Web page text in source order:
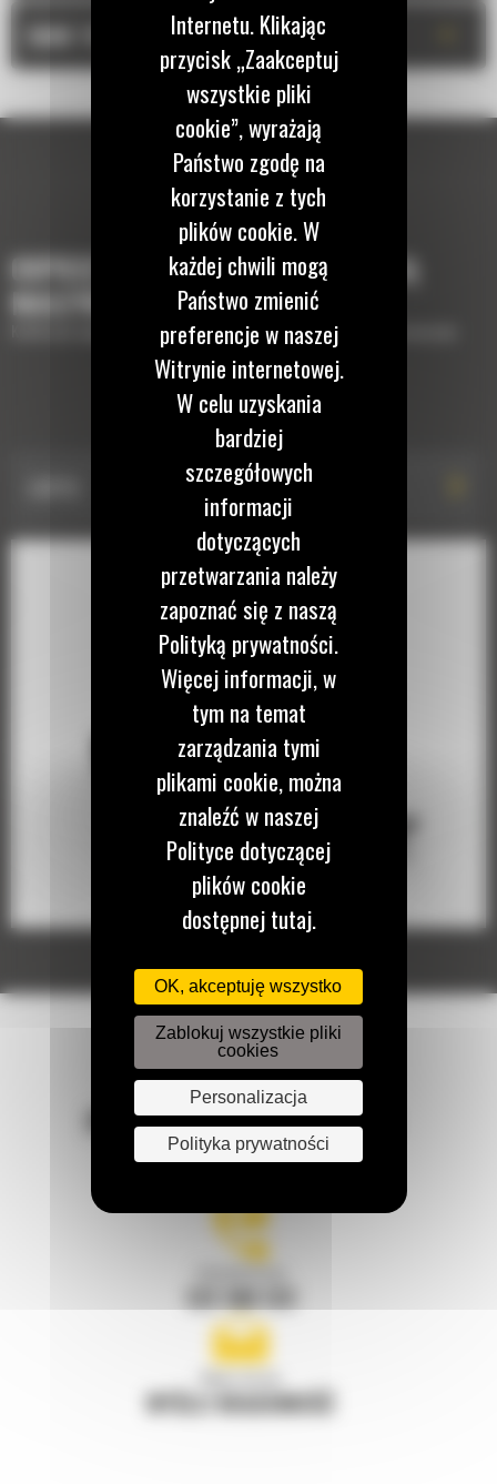
DANE TECHNICZNE
OSPRZĘTY, KTÓRE UZUPEŁNIĄ TWOJĄ
MASZYNĘ
Krótki opis wyposażenia lub osprzętów potrzebnych do uzupełnienia maszyny
PŁYTY WIBRACYJNE
POZOSTAŃMY W KONTAKCIE
Zadzwoń do nas
Napisz do nas
WYŚLIJ WIADOMOŚĆ
Internetu. Klikając
przycisk „Zaakceptuj
wszystkie pliki
cookie”, wyrażają
Państwo zgodę na
korzystanie z tych
plików cookie. W
każdej chwili mogą
Państwo zmienić
preferencje w naszej
Witrynie internetowej.
W celu uzyskania
bardziej
szczegółowych
informacji
dotyczących
przetwarzania należy
zapoznać się z naszą
Polityką prywatności.
Więcej informacji, w
tym na temat
zarządzania tymi
plikami cookie, można
znaleźć w naszej
Polityce dotyczącej
plików cookie
dostępnej tutaj.
OK, akceptuję wszystko
Zablokuj wszystkie pliki
cookies
Personalizacja
Polityka prywatności